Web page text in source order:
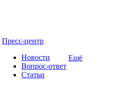
Пресс-центр
Новости
Вопрос-ответ
Статьи
Ещё